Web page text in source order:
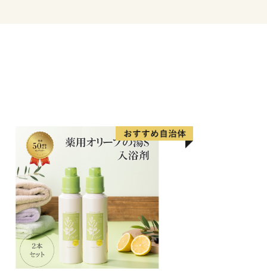
京都直送】京都産ザ・プレミアム・
都直送】金麦 350ml×24本